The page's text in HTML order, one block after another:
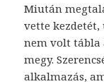
Miután
vette
nem volt
megy.
alkalmazás,